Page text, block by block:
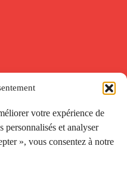
votre expérience de
personnalisés et analyser
», vous consentez à notre